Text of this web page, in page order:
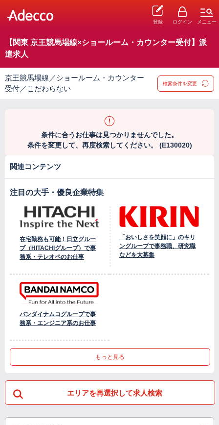
登録 ログイン メニュー
【関東 京王競馬場線×ショールーム・カウンター受付】派
遣求人
京王競馬場線／ショールーム・カウンター
受付／こだわらない
検索条件を変更
条件に合うお仕事は見つかりませんでした。
条件を変更して、再度検索してください。 (E130020)
関連コンテンツ
注目の大手・優良企業特集
在宅勤務も可能！日立グルー
プ（HITACHIグループ）で事
務系・テレオペのお仕事
「おいしさを笑顔に」のキリ
ングループで事務職、研究職
などを大募集
バンダイナムコグループで事
務系・エンジニア系のお仕事
もっと見る
エリアを再選択して求人検索